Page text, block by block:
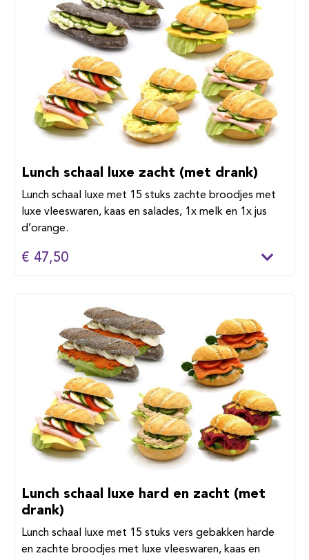
Lunch schaal luxe zacht (met drank)
Lunch schaal luxe met 15 stuks zachte broodjes met
luxe vleeswaren, kaas en salades, 1x melk en 1x jus
d’orange.
€ 47,50
Lunch schaal luxe hard en zacht (met
drank)
Lunch schaal luxe met 15 stuks vers gebakken harde
en zachte broodjes met luxe vleeswaren, kaas en